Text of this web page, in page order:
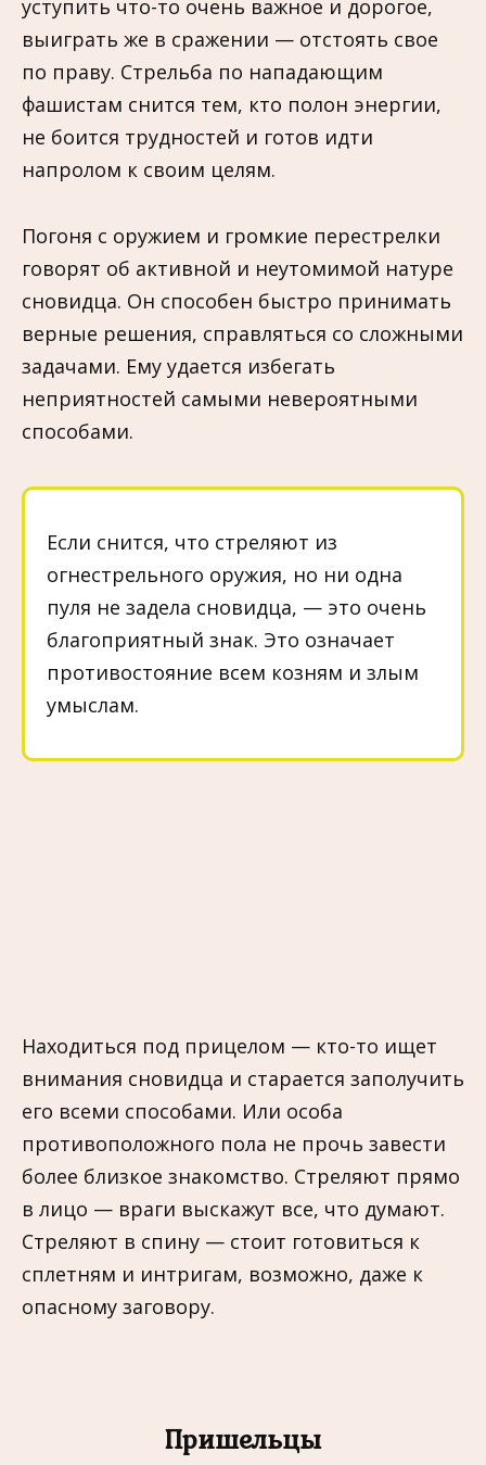
уступить что-то очень важное и дорогое,
выиграть же в сражении — отстоять своe
по праву. Стрельба по нападающим
фашистам снится тем, кто полон энергии,
не боится трудностей и готов идти
напролом к своим целям.
Погоня с оружием и громкие перестрелки
говорят об активной и неутомимой натуре
сновидца. Он способен быстро принимать
верные решения, справляться со сложными
задачами. Ему удается избегать
неприятностей самыми невероятными
способами.
Если снится, что стреляют из
огнестрельного оружия, но ни одна
пуля не задела сновидца, — это очень
благоприятный знак. Это означает
противостояние всем козням и злым
умыслам.
Находиться под прицелом — кто-то ищет
внимания сновидца и старается заполучить
его всеми способами. Или особа
противоположного пола не прочь завести
более близкое знакомство. Стреляют прямо
в лицо — враги выскажут все, что думают.
Стреляют в спину — стоит готовиться к
сплетням и интригам, возможно, даже к
опасному заговору.
Пришельцы